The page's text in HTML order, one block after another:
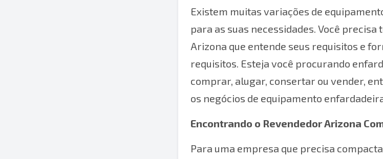
Existem muitas variações de
para as suas necessidades. Você
Arizona que entende seus requisitos e
requisitos. Esteja você procurando
comprar, alugar, consertar ou vender,
os negócios de equipamento
Encontrando o Revendedor Arizona
Para uma empresa que precisa